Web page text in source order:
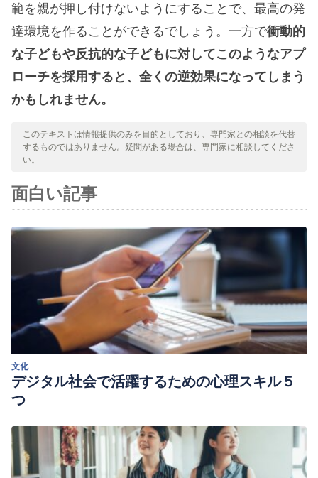
範を親が押し付けないようにすることで、最高の発
達環境を作ることができるでしょう。一方で衝動的
な子どもや反抗的な子どもに対してこのようなアプ
ローチを採用すると、全くの逆効果になってしまう
かもしれません。
このテキストは情報提供のみを目的としており、専門家との相談を代替
するものではありません。疑問がある場合は、専門家に相談してくださ
い。
面白い記事
文化
デジタル社会で活躍するための心理スキル５
つ